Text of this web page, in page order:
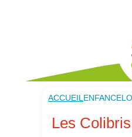
ACCUEIL ENFANCE
Les